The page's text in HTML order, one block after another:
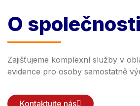
O společnosti
Zajišťujeme komplexní služby v
evidence pro osoby samostatně
Kontaktujte nás